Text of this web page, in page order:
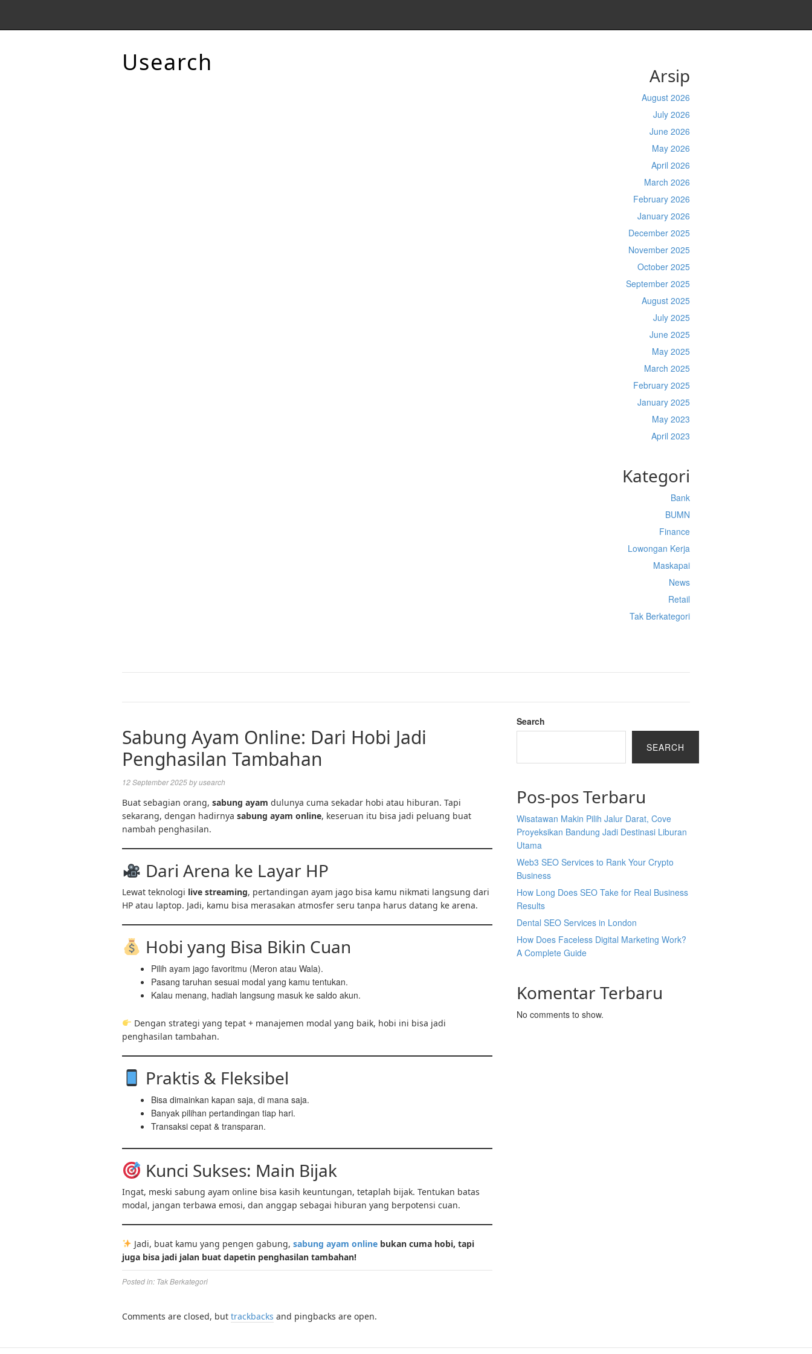
Usearch Arsip
August 2026
July 2026
June 2026
May 2026
April 2026
March 2026
February 2026
January 2026
December 2025
November 2025
October 2025
September 2025
August 2025
July 2025
June 2025
May 2025
March 2025
February 2025
January 2025
May 2023
April 2023
Kategori
Bank
BUMN
Finance
Lowongan Kerja
Maskapai
News
Retail
Tak Berkategori
Sabung Ayam Online: Dari Hobi Jadi
Penghasilan Tambahan
12 September 2025byusearch
Buat sebagian orang, sabung ayam dulunya cuma sekadar hobi atau hiburan. Tapi
sekarang, dengan hadirnya sabung ayam online, keseruan itu bisa jadi peluang buat
nambah penghasilan.
Dari Arena ke Layar HP
Lewat teknologi live streaming, pertandingan ayam jago bisa kamu nikmati langsung dari
HP atau laptop. Jadi, kamu bisa merasakan atmosfer seru tanpa harus datang ke arena.
Hobi yang Bisa Bikin Cuan
Pilih ayam jago favoritmu (Meron atau Wala).
Pasang taruhan sesuai modal yang kamu tentukan.
Kalau menang, hadiah langsung masuk ke saldo akun.
Dengan strategi yang tepat + manajemen modal yang baik, hobi ini bisa jadi
penghasilan tambahan.
Praktis & Fleksibel
Bisa dimainkan kapan saja, di mana saja.
Banyak pilihan pertandingan tiap hari.
Transaksi cepat & transparan.
Kunci Sukses: Main Bijak
Ingat, meski sabung ayam online bisa kasih keuntungan, tetaplah bijak. Tentukan batas
modal, jangan terbawa emosi, dan anggap sebagai hiburan yang berpotensi cuan.
Jadi, buat kamu yang pengen gabung, sabung ayam onlinebukan cuma hobi, tapi
juga bisa jadi jalan buat dapetin penghasilan tambahan!
Posted in: Tak Berkategori
Comments are closed, but trackbacks and pingbacks are open.
Search
SEARCH
Pos-pos Terbaru
Wisatawan Makin Pilih Jalur Darat, Cove
Proyeksikan Bandung Jadi Destinasi Liburan
Utama
Web3 SEO Services to Rank Your Crypto
Business
How Long Does SEO Take for Real Business
Results
Dental SEO Services in London
How Does Faceless Digital Marketing Work?
A Complete Guide
Komentar Terbaru
No comments to show.